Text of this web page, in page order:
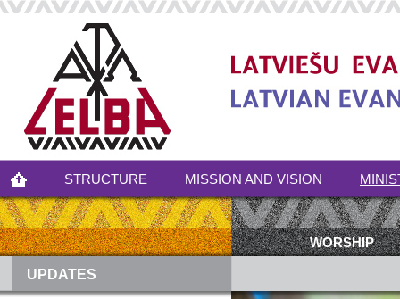
STRUCTURE MISSION AND VISION
WORSHIP
UPDATES